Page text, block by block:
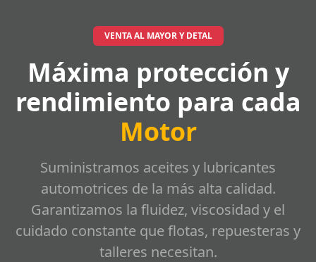
VENTA AL MAYOR Y DETAL
Máxima protección y
rendimiento para cada
Motor
Suministramos aceites y lubricantes
automotrices de la más alta calidad.
Garantizamos la fluidez, viscosidad y el
cuidado constante que flotas, repuesteras y
talleres necesitan.